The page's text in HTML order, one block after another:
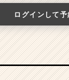
ログインして